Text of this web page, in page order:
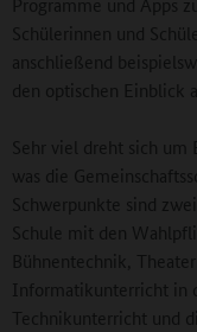
Schülerinnen und
anschließend
den optischen Einblick
Sehr viel dreht sich um
was die
Schwerpunkte sind
Schule mit den
Bühnentechnik,
Informatikunterricht in
Technikunterricht und